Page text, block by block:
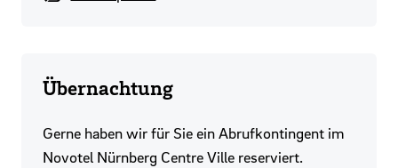
Übernachtung
Gerne haben wir für Sie ein Abrufkontingent im
Novotel Nürnberg Centre Ville reserviert.